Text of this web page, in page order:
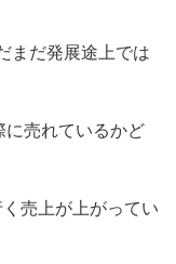
まだ発展途上では
に売れているかど
売上が上がってい